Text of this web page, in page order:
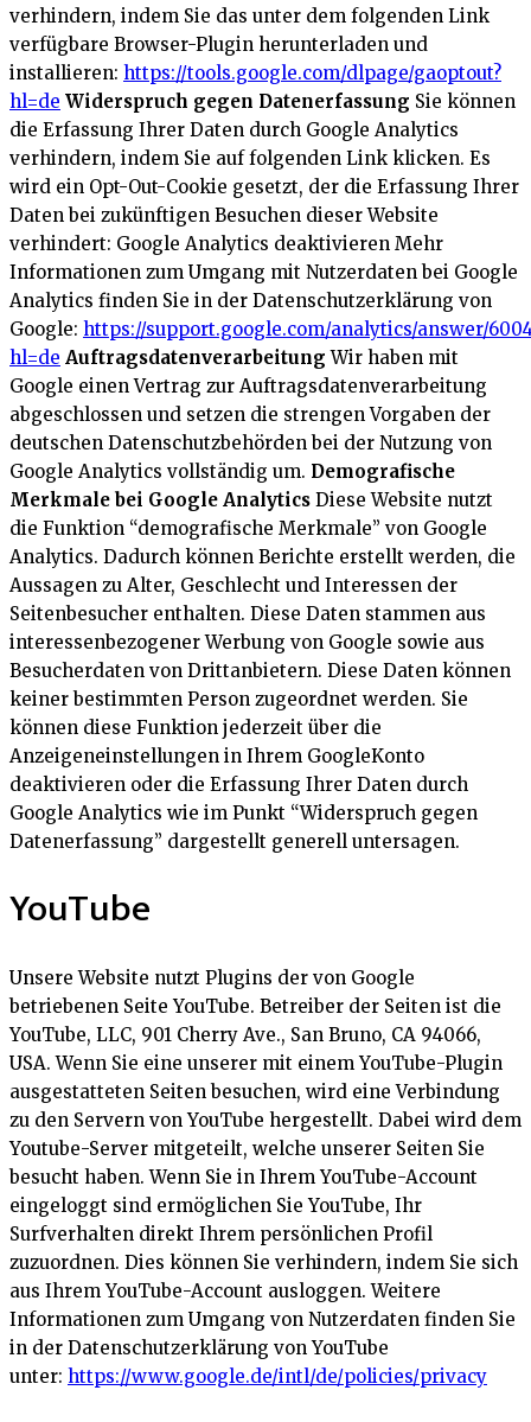
verhindern, indem Sie das unter dem folgenden Link
verfügbare Browser-Plugin herunterladen und
installieren: https://tools.google.com/dlpage/gaoptout?
hl=de Widerspruch gegen Datenerfassung Sie können
die Erfassung Ihrer Daten durch Google Analytics
verhindern, indem Sie auf folgenden Link klicken. Es
wird ein Opt-Out-Cookie gesetzt, der die Erfassung Ihrer
Daten bei zukünftigen Besuchen dieser Website
verhindert: Google Analytics deaktivieren Mehr
Informationen zum Umgang mit Nutzerdaten bei Google
Analytics finden Sie in der Datenschutzerklärung von
Google: https://support.google.com/analytics/answer/
hl=de Auftragsdatenverarbeitung Wir haben mit
Google einen Vertrag zur Auftragsdatenverarbeitung
abgeschlossen und setzen die strengen Vorgaben der
deutschen Datenschutzbehörden bei der Nutzung von
Google Analytics vollständig um. Demografische
Merkmale bei Google Analytics Diese Website nutzt
die Funktion “demografische Merkmale” von Google
Analytics. Dadurch können Berichte erstellt werden, die
Aussagen zu Alter, Geschlecht und Interessen der
Seitenbesucher enthalten. Diese Daten stammen aus
interessenbezogener Werbung von Google sowie aus
Besucherdaten von Drittanbietern. Diese Daten können
keiner bestimmten Person zugeordnet werden. Sie
können diese Funktion jederzeit über die
Anzeigeneinstellungen in Ihrem GoogleKonto
deaktivieren oder die Erfassung Ihrer Daten durch
Google Analytics wie im Punkt “Widerspruch gegen
Datenerfassung” dargestellt generell untersagen.
YouTube
Unsere Website nutzt Plugins der von Google
betriebenen Seite YouTube. Betreiber der Seiten ist die
YouTube, LLC, 901 Cherry Ave., San Bruno, CA 94066,
USA. Wenn Sie eine unserer mit einem YouTube-Plugin
ausgestatteten Seiten besuchen, wird eine Verbindung
zu den Servern von YouTube hergestellt. Dabei wird dem
Youtube-Server mitgeteilt, welche unserer Seiten Sie
besucht haben. Wenn Sie in Ihrem YouTube-Account
eingeloggt sind ermöglichen Sie YouTube, Ihr
Surfverhalten direkt Ihrem persönlichen Profil
zuzuordnen. Dies können Sie verhindern, indem Sie sich
aus Ihrem YouTube-Account ausloggen. Weitere
Informationen zum Umgang von Nutzerdaten finden Sie
in der Datenschutzerklärung von YouTube
unter: https://www.google.de/intl/de/policies/privacy